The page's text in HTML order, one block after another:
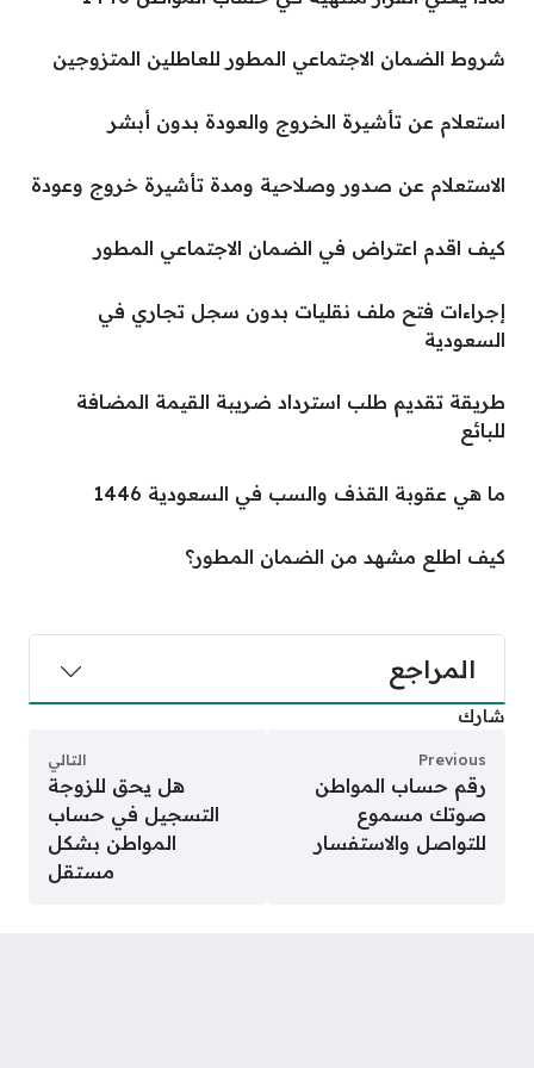
شروط الضمان الاجتماعي المطور للعاطلين المتزوجين
استعلام عن تأشيرة الخروج والعودة بدون أبشر
الاستعلام عن صدور وصلاحية ومدة تأشيرة خروج وعودة
كيف اقدم اعتراض في الضمان الاجتماعي المطور
إجراءات فتح ملف نقليات بدون سجل تجاري في
السعودية
طريقة تقديم طلب استرداد ضريبة القيمة المضافة
للبائع
ما هي عقوبة القذف والسب في السعودية 1446
كيف اطلع مشهد من الضمان المطور؟
المراجع
شارك
Previous
رقم حساب المواطن
صوتك مسموع
للتواصل والاستفسار
التالي
هل يحق للزوجة
التسجيل في حساب
المواطن بشكل
مستقل